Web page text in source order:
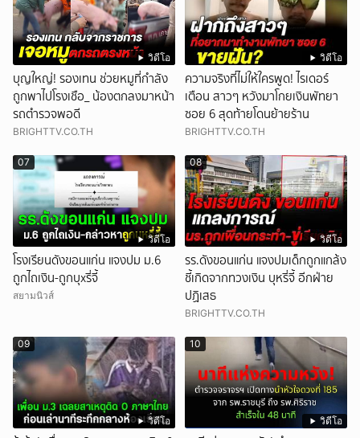
วิดีโอ
บุญใหญ่! รองเทน ช่วยหมูที่กำลัง
ถูกพาไปโรงเชือ_ น้องตกลงมาหน้า
รถตำรวจพอดี
BRIGHTTV.CO.TH
วิดีโอ
ความจริงที่ไม่ให้ใครพูด! ไรเดอร์
เตือน สาวๆ หวังมาโกยเงินพัทยา
ซอย 6 สุดท้ายโดนย้ายร้าน
BRIGHTTV.CO.TH
วิดีโอ
07
โรงเรียนดังขอนแก่น แจงปม ม.6
ถูกไถเงิน-ถูกบุxรี่จี้
สยามนิวส์
วิดีโอ
08
รร.ดังขอนแก่น แจงปมเด็กถูกแกล้ง
ชี้เกิดจากทวงเงิน บุหรี่จี้ อีกฝ่าย
ปฏิเสธ
BRIGHTTV.CO.TH
วิดีโอ
09
วิดีโอ
10